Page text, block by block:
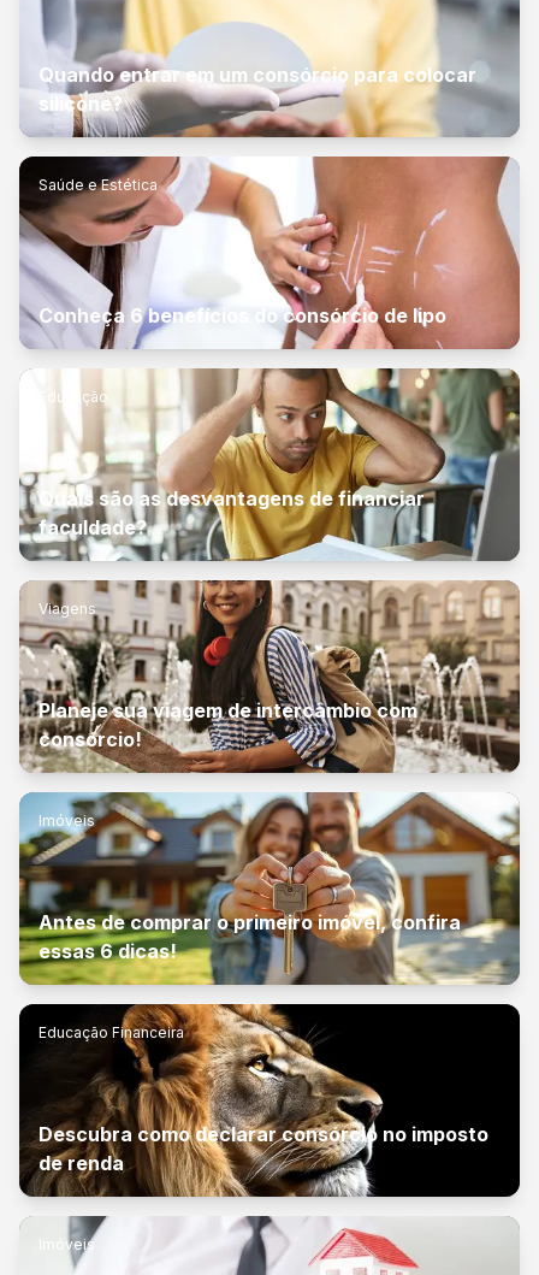
Quando entrar em um consórcio para colocar
silicone?
Saúde e Estética
Conheça 6 benefícios do consórcio de lipo
Educação
Quais são as desvantagens de financiar
faculdade?
Viagens
Planeje sua viagem de intercâmbio com
consórcio!
Imóveis
Antes de comprar o primeiro imóvel, confira
essas 6 dicas!
Educação Financeira
Descubra como declarar consórcio no imposto
de renda
Imóveis